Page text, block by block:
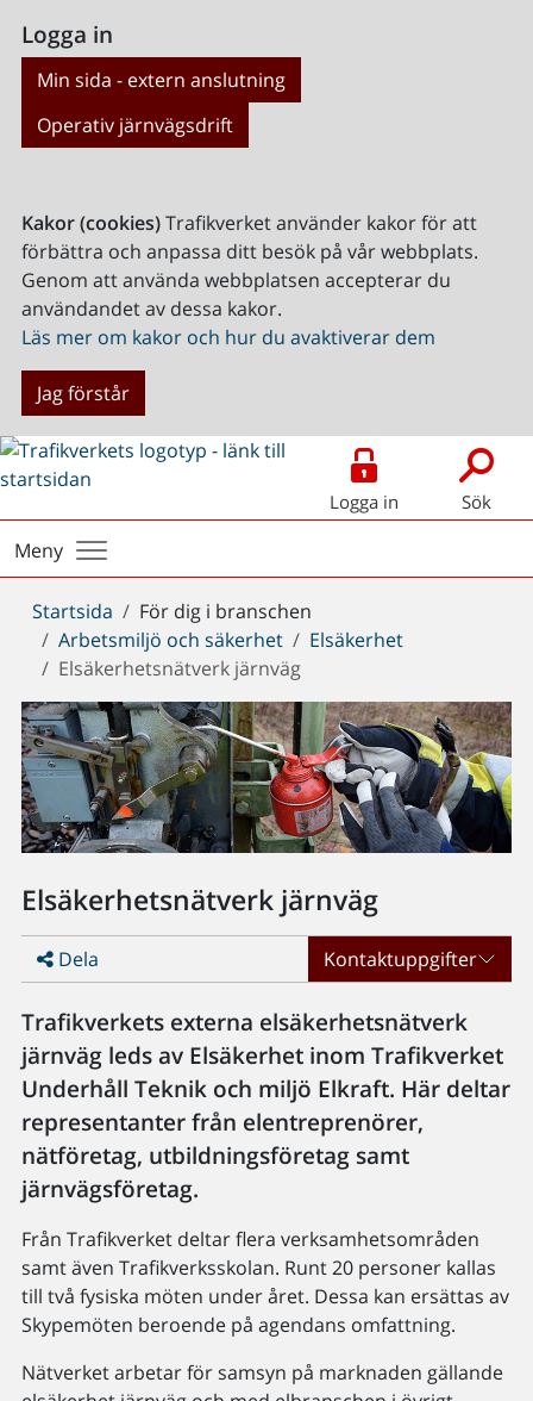
Logga in
Min sida - extern anslutning
Operativ järnvägsdrift
Kakor (cookies)Trafikverket använder kakor för att
förbättra och anpassa ditt besök på vår webbplats.
Genom att använda webbplatsen accepterar du
användandet av dessa kakor.
Läs mer om kakor och hur du avaktiverar dem
Jag förstår
Logga in Sök
Meny
Du
är
här:
Startsida
För dig i branschen
Arbetsmiljö och säkerhet
Elsäkerhet
Elsäkerhetsnätverk järnväg
Elsäkerhetsnätverk järnväg
Dela Kontaktuppgifter
Trafikverkets externa elsäkerhetsnätverk
järnväg leds av Elsäkerhet inom Trafikverket
Underhåll Teknik och miljö Elkraft. Här deltar
representanter från elentreprenörer,
nätföretag, utbildningsföretag samt
järnvägsföretag.
Från Trafikverket deltar flera verksamhetsområden
samt även Trafikverksskolan. Runt 20 personer kallas
till två fysiska möten under året. Dessa kan ersättas av
Skypemöten beroende på agendans omfattning.
Nätverket arbetar för samsyn på marknaden gällande